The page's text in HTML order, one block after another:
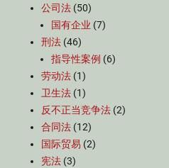
公司法 (50)
国有企业 (7)
刑法 (46)
指导性案例 (6)
劳动法 (1)
卫生法 (1)
反不正当竞争法 (2)
合同法 (12)
国际贸易 (2)
宪法 (3)